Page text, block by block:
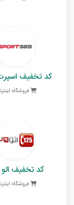
کد تخفیف اسپرت
فروشگاه
کد تخفیف الو 125
فروشگاه